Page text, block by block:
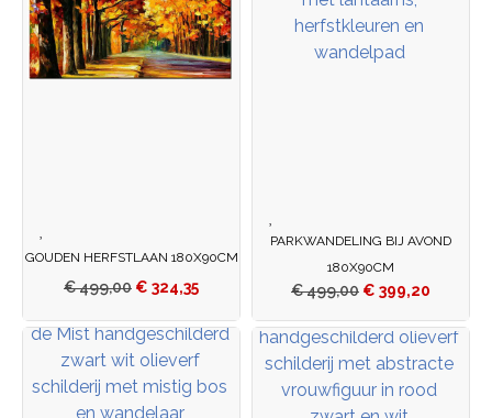
GOUDEN HERFSTLAAN 180X90CM
€499,00 € 324,35
PARKWANDELING BIJ AVOND
180X90CM
€499,00 € 399,20